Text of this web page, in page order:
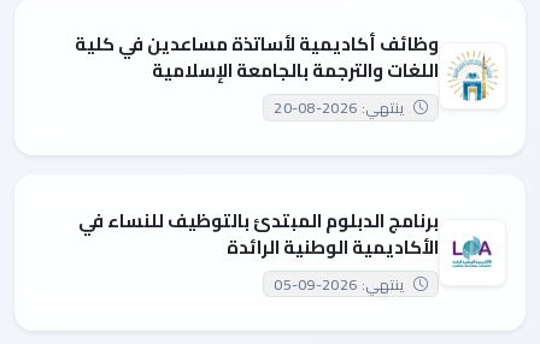
وظائف أكاديمية لأساتذة مساعدين في كلية
اللغات والترجمة بالجامعة الإسلامية
ينتهي: 2026-08-20
برنامج الدبلوم المبتدئ بالتوظيف للنساء في
الأكاديمية الوطنية الرائدة
ينتهي: 2026-09-05